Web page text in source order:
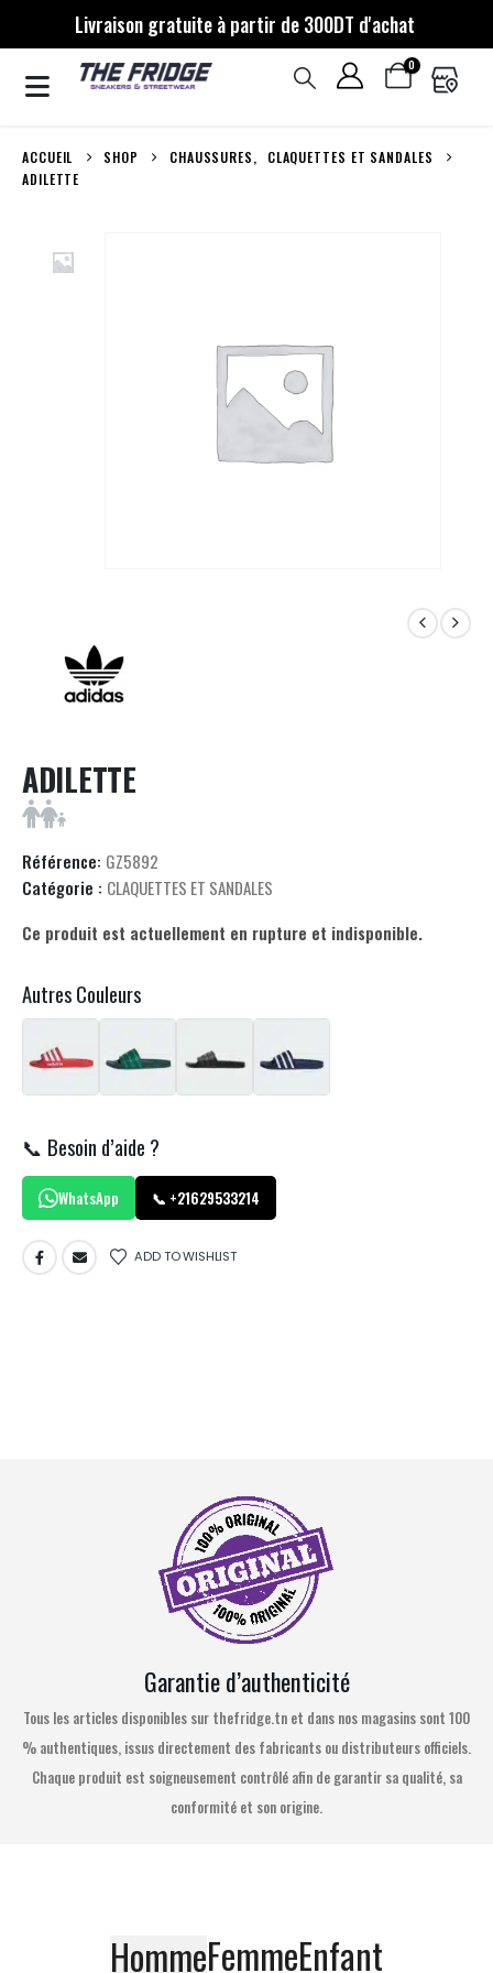
Livraison gratuite à partir de 300DT d'achat
0
ACCUEIL SHOP CHAUSSURES,
CLAQUETTES ET SANDALES
ADILETTE
ADILETTE
Référence: GZ5892
Catégorie : CLAQUETTES ET SANDALES
Ce produit est actuellement en rupture et indisponible.
Autres Couleurs
📞 Besoin d’aide ?
WhatsApp 📞 +21629533214
ADD TO WISHLIST
Garantie d’authenticité
Tous les articles disponibles sur thefridge.tn et dans nos magasins sont 100
% authentiques, issus directement des fabricants ou distributeurs officiels.
Chaque produit est soigneusement contrôlé afin de garantir sa qualité, sa
conformité et son origine.
HommeFemmeEnfant